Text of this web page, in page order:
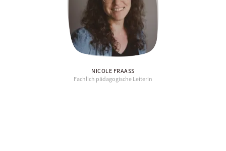
NICOLE FRAASS
Fachlich pädagogische Leiterin